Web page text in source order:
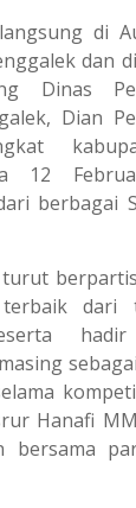
di
dan
Dinas
Dian
12
berbagai
dari
Hanafi
bersama